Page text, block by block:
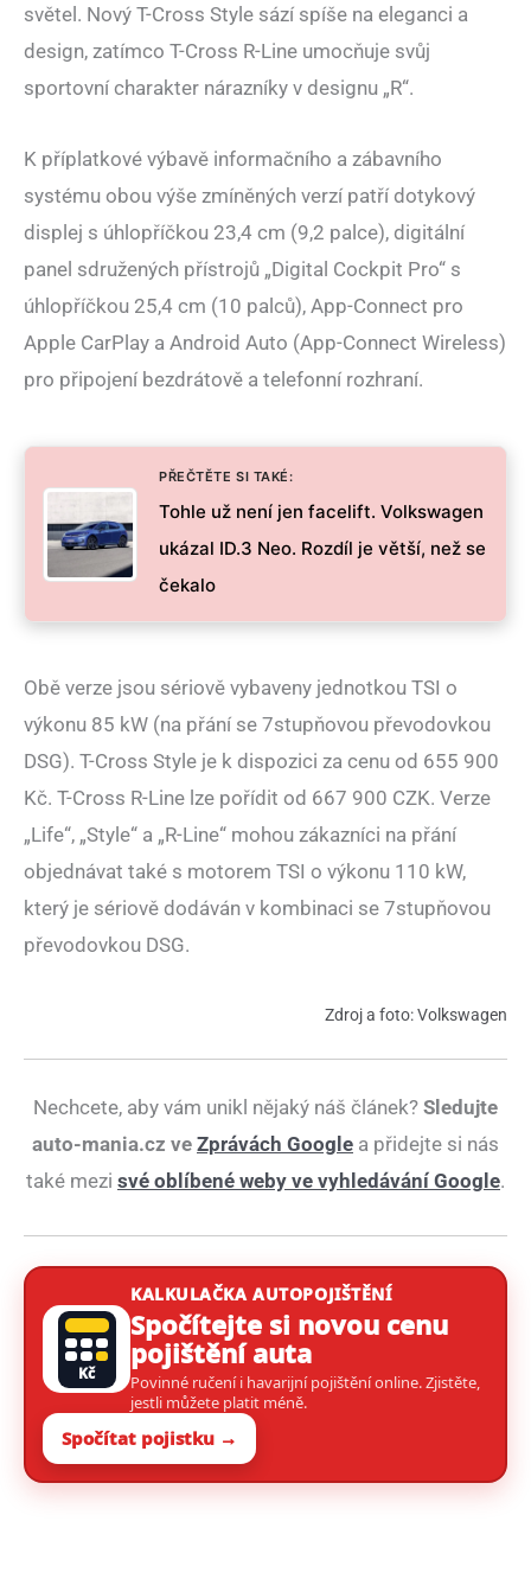
světel. Nový T-Cross Style sází spíše na eleganci a
design, zatímco T-Cross R-Line umocňuje svůj
sportovní charakter nárazníky v designu „R“.
K příplatkové výbavě informačního a zábavního
systému obou výše zmíněných verzí patří dotykový
displej s úhlopříčkou 23,4 cm (9,2 palce), digitální
panel sdružených přístrojů „Digital Cockpit Pro“ s
úhlopříčkou 25,4 cm (10 palců), App-Connect pro
Apple CarPlay a Android Auto (App-Connect Wireless)
pro připojení bezdrátově a telefonní rozhraní.
PŘEČTĚTE SI TAKÉ:
Tohle už není jen facelift. Volkswagen
ukázal ID.3 Neo. Rozdíl je větší, než se
čekalo
Obě verze jsou sériově vybaveny jednotkou TSI o
výkonu 85 kW (na přání se 7stupňovou převodovkou
DSG). T-Cross Style je k dispozici za cenu od 655 900
Kč. T-Cross R-Line lze pořídit od 667 900 CZK. Verze
„Life“, „Style“ a „R-Line“ mohou zákazníci na přání
objednávat také s motorem TSI o výkonu 110 kW,
který je sériově dodáván v kombinaci se 7stupňovou
převodovkou DSG.
Zdroj a foto: Volkswagen
Nechcete, aby vám unikl nějaký náš článek? Sledujte
auto-mania.cz ve Zprávách Google a přidejte si nás
také mezi své oblíbené weby ve vyhledávání Google.
Kč
KALKULAČKA AUTOPOJIŠTĚNÍ
Spočítejte si novou cenu
pojištění auta
Povinné ručení i havarijní pojištění online. Zjistěte,
jestli můžete platit méně.
Spočítat pojistku →